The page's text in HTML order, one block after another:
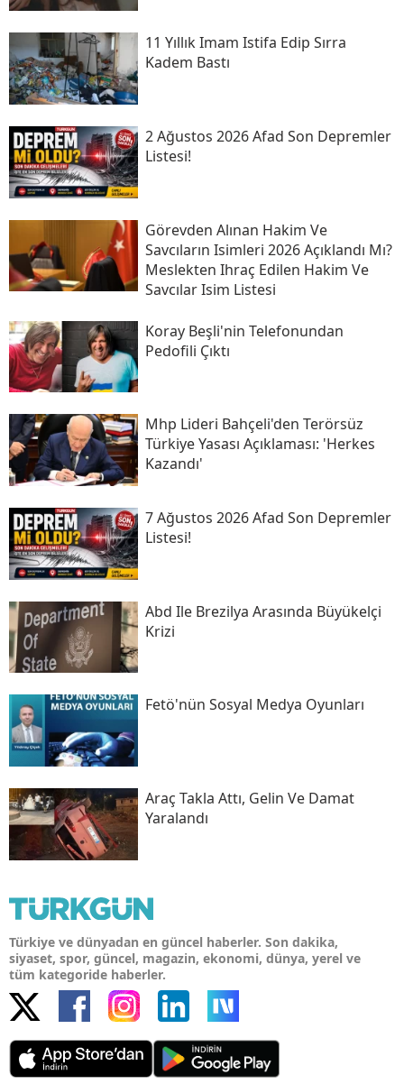
11 Yıllık Imam Istifa Edip Sırra
Kadem Bastı
2 Ağustos 2026 Afad Son Depremler
Listesi!
Görevden Alınan Hakim Ve
Savcıların Isimleri 2026 Açıklandı Mı?
Meslekten Ihraç Edilen Hakim Ve
Savcılar Isim Listesi
Koray Beşli'nin Telefonundan
Pedofili Çıktı
Mhp Lideri Bahçeli'den Terörsüz
Türkiye Yasası Açıklaması: 'herkes
Kazandı'
7 Ağustos 2026 Afad Son Depremler
Listesi!
Abd Ile Brezilya Arasında Büyükelçi
Krizi
Fetö'nün Sosyal Medya Oyunları
Araç Takla Attı, Gelin Ve Damat
Yaralandı
Türkiye ve dünyadan en güncel haberler. Son dakika,
siyaset, spor, güncel, magazin, ekonomi, dünya, yerel ve
tüm kategoride haberler.